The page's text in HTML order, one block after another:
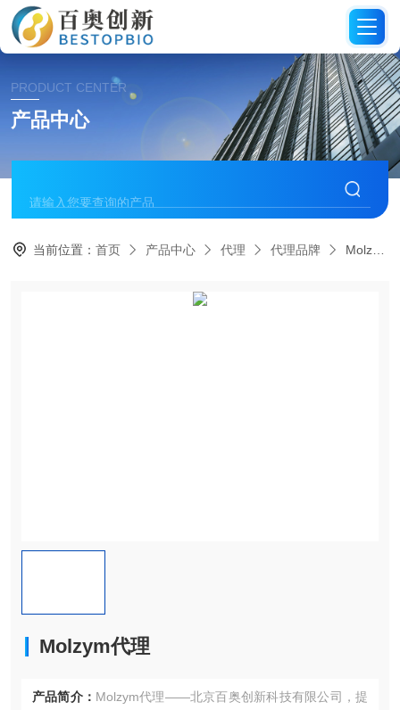
PRODUCT CENTER
产品中心
当前位置：首页 产品中心 代理 代理品牌 Molzym代理
Molzym代理
产品简介： Molzym代理——北京百奥创新科技有限公司，提